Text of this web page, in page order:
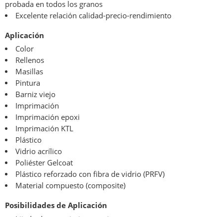
probada en todos los granos
Excelente relación calidad-precio-rendimiento
Aplicación
Color
Rellenos
Masillas
Pintura
Barniz viejo
Imprimación
Imprimación epoxi
Imprimación KTL
Plástico
Vidrio acrílico
Poliéster Gelcoat
Plástico reforzado con fibra de vidrio (PRFV)
Material compuesto (composite)
Posibilidades de Aplicación